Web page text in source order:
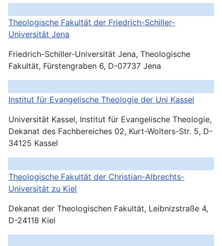
Theologische Fakultät der Friedrich-Schiller-
Universität Jena
Friedrich-Schiller-Universität Jena, Theologische
Fakultät, Fürstengraben 6, D-07737 Jena
Institut für Evangelische Theologie der Uni Kassel
Universität Kassel, Institut für Evangelische Theologie,
Dekanat des Fachbereiches 02, Kurt-Wolters-Str. 5, D-
34125 Kassel
Theologische Fakultät der Christian-Albrechts-
Universität zu Kiel
Dekanat der Theologischen Fakultät, Leibnizstraße 4,
D-24118 Kiel